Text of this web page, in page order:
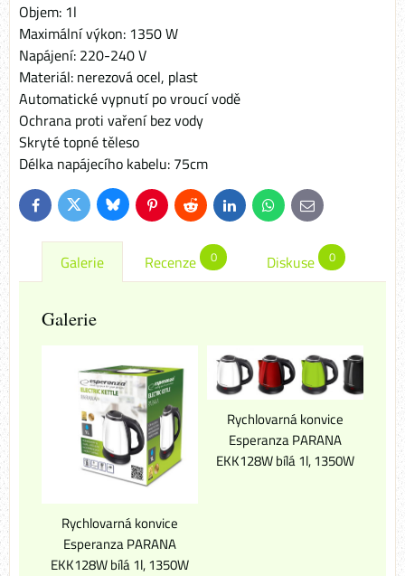
Objem: 1l
Maximální výkon: 1350 W
Napájení: 220-240 V
Materiál: nerezová ocel, plast
Automatické vypnutí po vroucí vodě
Ochrana proti vaření bez vody
Skryté topné těleso
Délka napájecího kabelu: 75cm
FacebookTwitterBlueskyPinterestReddit LinkedInWhatsApp
E-
mail
Galerie Recenze 0 Diskuse 0
Galerie
Rychlovarná konvice
Esperanza PARANA
EKK128W bílá 1l, 1350W
Rychlovarná konvice
Esperanza PARANA
EKK128W bílá 1l, 1350W